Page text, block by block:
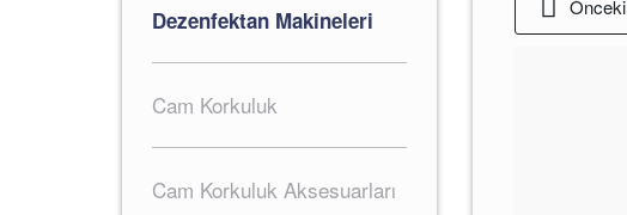
Dezenfektan Makineleri
Cam Korkuluk
Cam Korkuluk Aksesuarları
Önceki